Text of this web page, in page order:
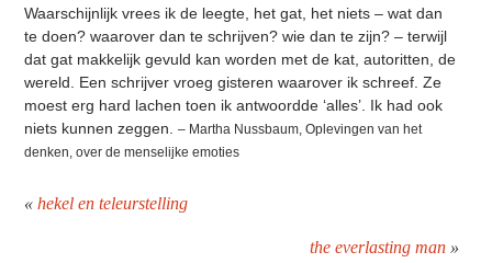
Waarschijnlijk vrees ik de leegte, het gat, het niets – wat dan
te doen? waarover dan te schrijven? wie dan te zijn? – terwijl
dat gat makkelijk gevuld kan worden met de kat, autoritten, de
wereld. Een schrijver vroeg gisteren waarover ik schreef. Ze
moest erg hard lachen toen ik antwoordde ‘alles’. Ik had ook
niets kunnen zeggen.– Martha Nussbaum, Oplevingen van het
denken, over de menselijke emoties
«hekel en teleurstelling
the everlasting man»